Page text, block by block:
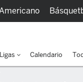
Ligas Calendario